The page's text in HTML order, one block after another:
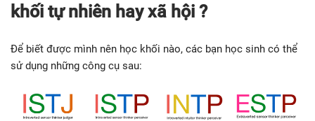
khối tự nhiên hay xã hội ?
Để biết được mình nên học khối nào, các bạn học sinh có thể
sử dụng những công cụ sau: